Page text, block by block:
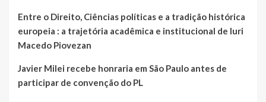
Entre o Direito, Ciências políticas e a tradição histórica
europeia : a trajetória acadêmica e institucional de Iuri
Macedo Piovezan
Javier Milei recebe honraria em São Paulo antes de
participar de convenção do PL